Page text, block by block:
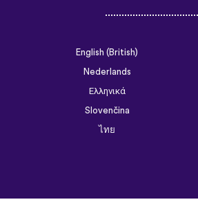
English (British)
Nederlands
Ελληνικά
Slovenčina
ไทย